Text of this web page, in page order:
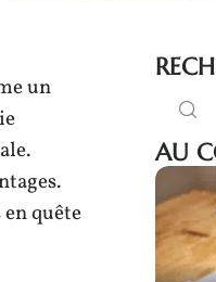
un
quête
AU